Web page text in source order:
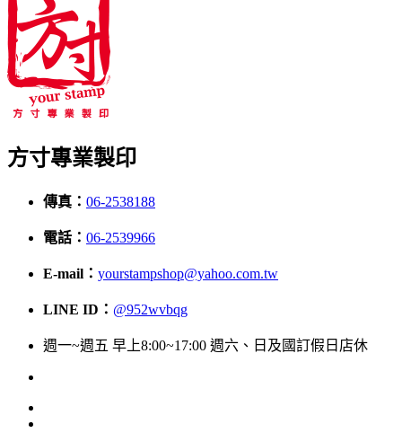
方寸專業製印
傳真： 06-2538188
電話： 06-2539966
E-mail： yourstampshop@yahoo.com.tw
LINE ID： @952wvbqg
週一~週五 早上8:00~17:00 週六、日及國訂假日店休